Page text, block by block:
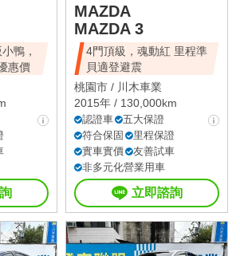
鴨，
惠價
MAZDA
MAZDA 3
4門頂級，魂動紅 里程準
貝適登避震
桃園市 / 川木車業
2015年 / 130,000km
認證車
五大保證
符合保固
里程保證
實車實價
友善試車
非多元化營業用車
立即諮詢